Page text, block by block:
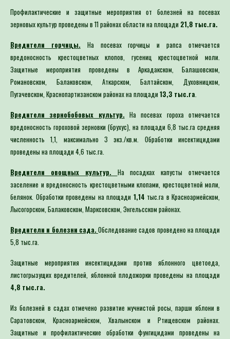
Профилактические и защитные мероприятия от болезней на посевах
зерновых культур проведены в 11 районах области на площади 21,8 тыс.га.
Вредители горчицы. На посевах горчицы и рапса отмечается
вредоносность крестоцветных клопов, гусениц крестоцветной моли.
Защитные мероприятия проведены в Аркадакском, Балашовском,
Романовском, Балаковском, Аткарском, Балтайском, Духовницком,
Пугачевском, Краснопартизанском районах на площади 13,3 тыс.га.
Вредители зернобобовых культур. На посевах гороха отмечается
вредоносность гороховой зерновки (брухус), на площади 6,8 тыс.га средняя
численность 1,1, максимально 3 экз./кв.м. Обработки инсектицидами
проведены на площади 4,6 тыс.га.
Вредители овощных культур. На посадках капусты отмечается
заселение и вредоносность крестоцветными клопами, крестоцветной моли,
белянок. Обработки проведены на площади 1,14 тыс.га в Красноармейском,
Лысогорском, Балаковском, Марксовском, Энгельсском районах.
Вредители и болезни сада. Обследование садов проведено на площади
5,8 тыс.га.
Защитные мероприятия инсектицидами против яблонного цветоеда,
листогрызущих вредителей, яблонной плодожорки проведены на площади
4,8 тыс.га.
Из болезней в садах отмечено развитие мучнистой росы, парши яблони в
Саратовском, Красноармейском, Хвалынском и Ртищевском районах.
Защитные и профилактические обработки фунгицидами проведены на